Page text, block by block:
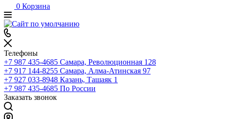
0 Корзина
Телефоны
+7 987 435-4685 Самара, Революционная 128
+7 917 144-8255 Самара, Алма-Атинская 97
+7 927 033-8948 Казань, Ташаяк 1
+7 987 435-4685 По России
Заказать звонок